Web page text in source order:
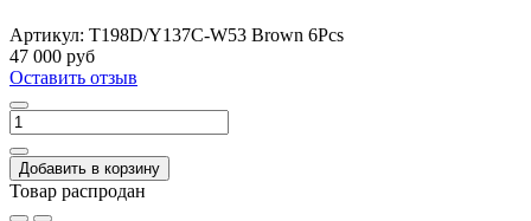
Артикул: T198D/Y137C-W53 Brown 6Pcs
47 000 руб
Оставить отзыв
Добавить в корзину
Товар распродан